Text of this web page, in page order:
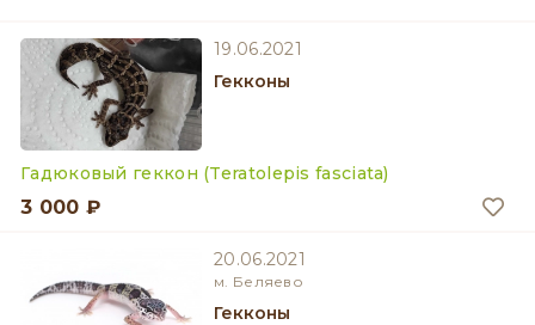
19.06.2021
Гекконы
Гадюковый геккон (Teratolepis fasciata)
3 000 ₽
20.06.2021
м. Беляево
Гекконы